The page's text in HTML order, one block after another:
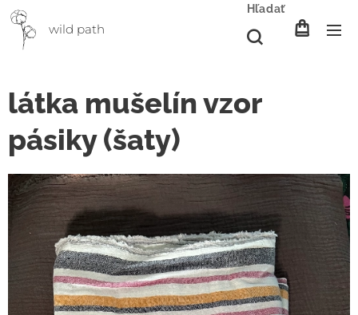
wild path
Hľadať
látka mušelín vzor
pásiky (šaty)